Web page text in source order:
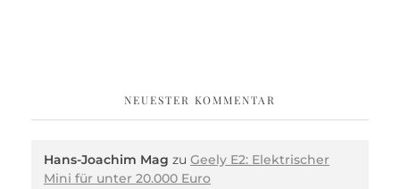
NEUESTER KOMMENTAR
Hans-Joachim Mag zu Geely E2: Elektrischer
Mini für unter 20.000 Euro